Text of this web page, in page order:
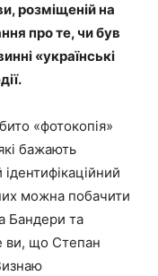
розміщеній на
про те, чи був
«українські
«фотокопія»
бажають
можна побачити
Бандери та
ви, що Степан